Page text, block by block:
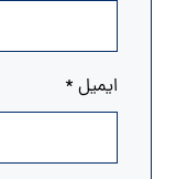
ایمیل *